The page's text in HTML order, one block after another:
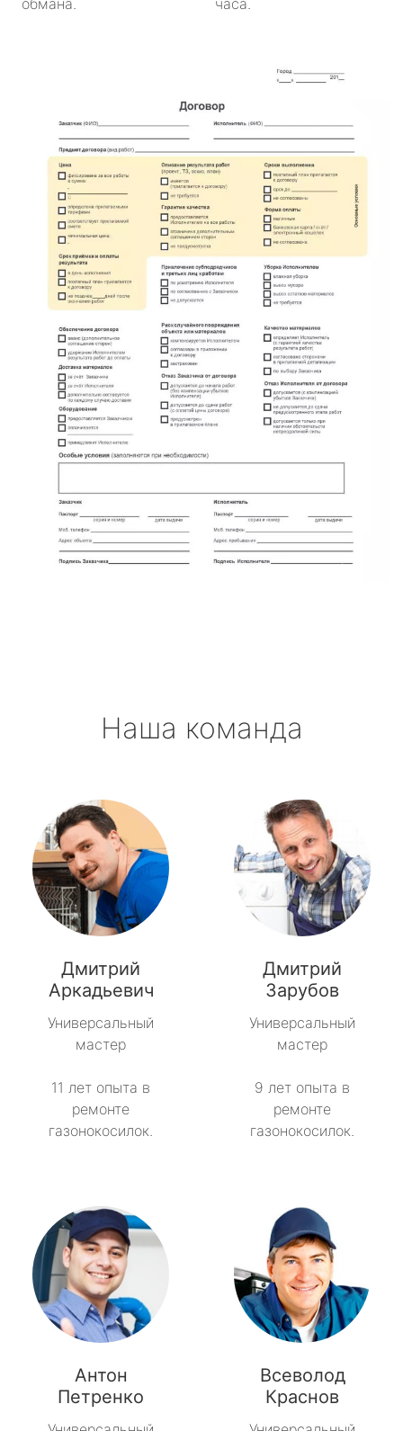
Наша команда
Дмитрий
Аркадьевич
Универсальный
мастер
11 лет опыта в
ремонте
газонокосилок.
Дмитрий
Зарубов
Универсальный
мастер
9 лет опыта в
ремонте
газонокосилок.
Антон
Петренко
Всеволод
Краснов